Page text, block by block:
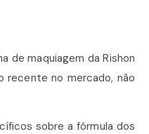
de maquiagem da Rishon
recente no mercado, não
sobre a fórmula dos